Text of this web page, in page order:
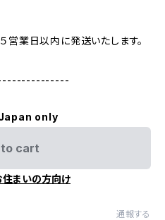
営業日以内に発送いたします。
only
cart
まいの方向け
通報する